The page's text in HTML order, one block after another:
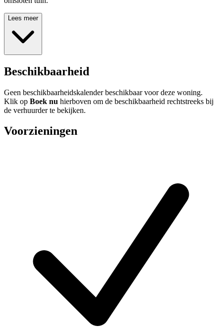
Lees meer
Beschikbaarheid
Geen beschikbaarheidskalender beschikbaar voor deze woning.
Klik op Boek nu hierboven om de beschikbaarheid rechtstreeks bij
de verhuurder te bekijken.
Voorzieningen